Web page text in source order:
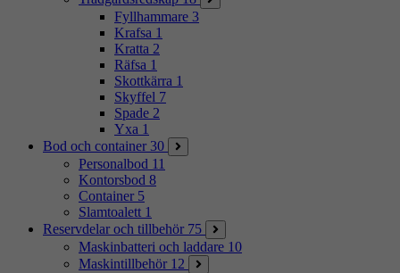
Fyllhammare 3
Krafsa 1
Kratta 2
Räfsa 1
Skottkärra 1
Skyffel 7
Spade 2
Yxa 1
Bod och container 30
Personalbod 11
Kontorsbod 8
Container 5
Slamtoalett 1
Reservdelar och tillbehör 75
Maskinbatteri och laddare 10
Maskintillbehör 12